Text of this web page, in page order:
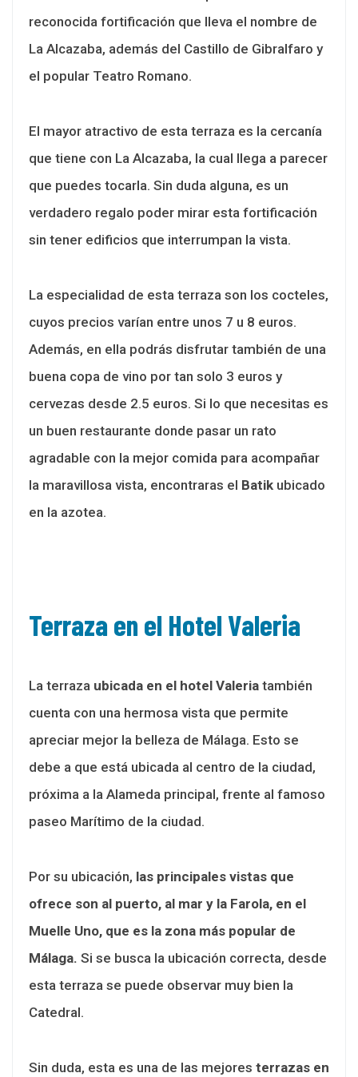
reconocida fortificación que lleva el nombre de
La Alcazaba, además del Castillo de Gibralfaro y
el popular Teatro Romano.
El mayor atractivo de esta terraza es la cercanía
que tiene con La Alcazaba, la cual llega a parecer
que puedes tocarla. Sin duda alguna, es un
verdadero regalo poder mirar esta fortificación
sin tener edificios que interrumpan la vista.
La especialidad de esta terraza son los cocteles,
cuyos precios varían entre unos 7 u 8 euros.
Además, en ella podrás disfrutar también de una
buena copa de vino por tan solo 3 euros y
cervezas desde 2.5 euros. Si lo que necesitas es
un buen restaurante donde pasar un rato
agradable con la mejor comida para acompañar
la maravillosa vista, encontraras el Batik ubicado
en la azotea.
Terraza en el Hotel Valeria
La terraza ubicada en el hotel Valeria también
cuenta con una hermosa vista que permite
apreciar mejor la belleza de Málaga. Esto se
debe a que está ubicada al centro de la ciudad,
próxima a la Alameda principal, frente al famoso
paseo Marítimo de la ciudad.
Por su ubicación, las principales vistas que
ofrece son al puerto, al mar y la Farola, en el
Muelle Uno, que es la zona más popular de
Málaga. Si se busca la ubicación correcta, desde
esta terraza se puede observar muy bien la
Catedral.
Sin duda, esta es una de las mejores terrazas en